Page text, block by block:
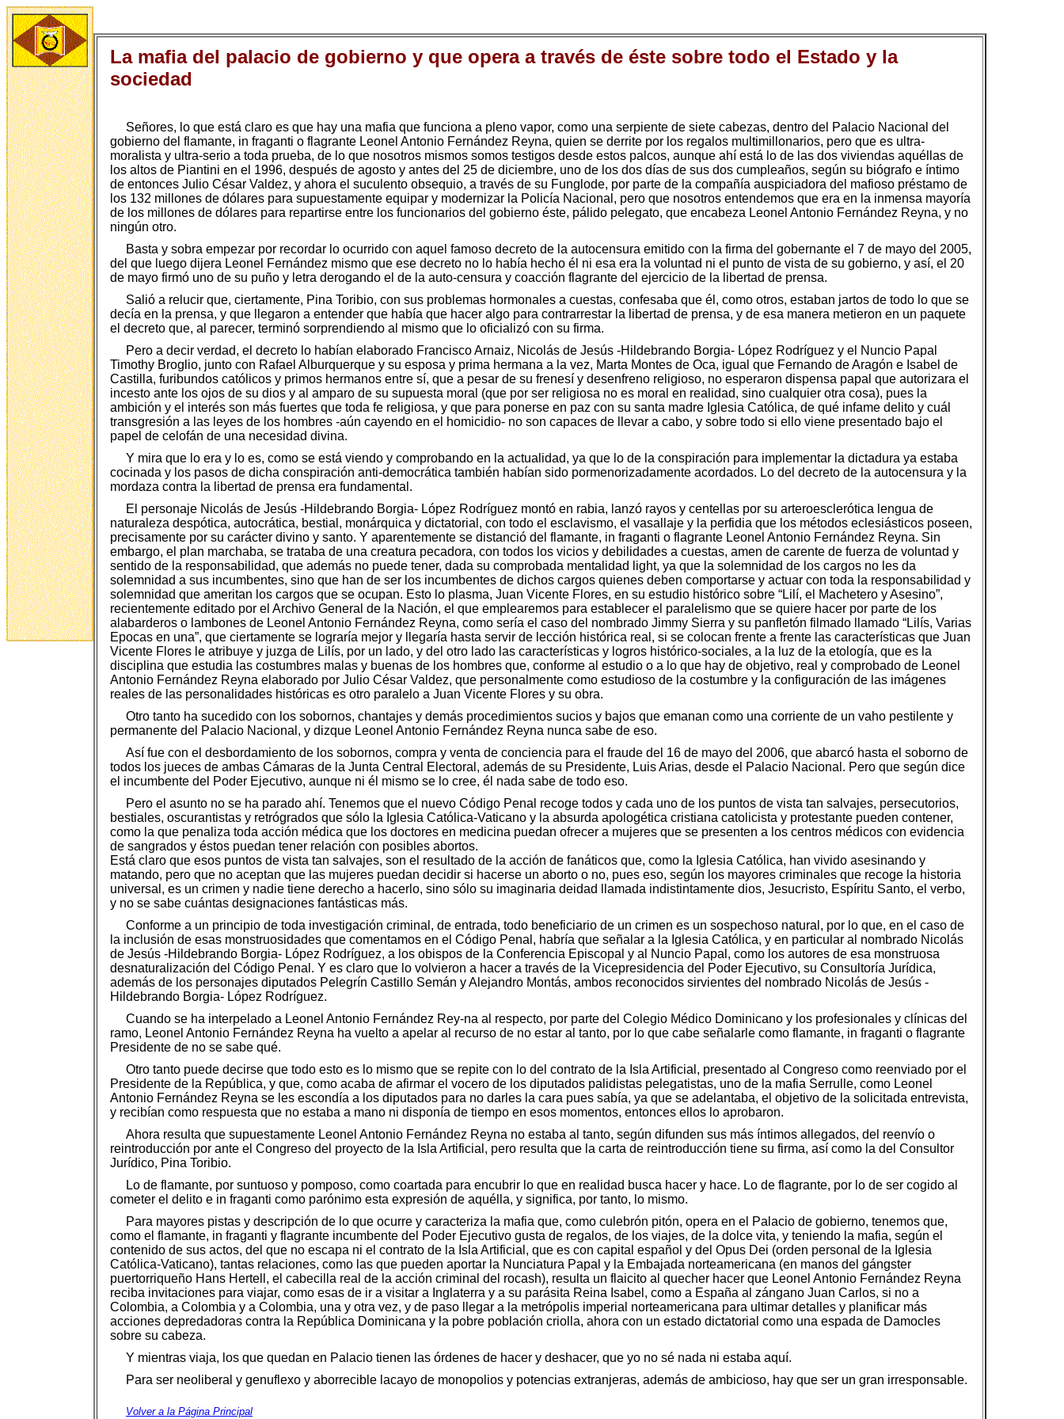
La mafia del palacio de gobierno y que opera a través de éste sobre todo el Estado y la
sociedad
Señores, lo que está claro es que hay una mafia que funciona a pleno vapor, como una serpiente de siete cabezas, dentro del Palacio Nacional del
gobierno del flamante, in fraganti o flagrante Leonel Antonio Fernández Reyna, quien se derrite por los regalos multimillonarios, pero que es ultra-
moralista y ultra-serio a toda prueba, de lo que nosotros mismos somos testigos desde estos palcos, aunque ahí está lo de las dos viviendas aquéllas de
los altos de Piantini en el 1996, después de agosto y antes del 25 de diciembre, uno de los dos días de sus dos cumpleaños, según su biógrafo e íntimo
de entonces Julio César Valdez, y ahora el suculento obsequio, a través de su Funglode, por parte de la compañía auspiciadora del mafioso préstamo de
los 132 millones de dólares para supuestamente equipar y modernizar la Policía Nacional, pero que nosotros entendemos que era en la inmensa mayoría
de los millones de dólares para repartirse entre los funcionarios del gobierno éste, pálido pelegato, que encabeza Leonel Antonio Fernández Reyna, y no
ningún otro.
Basta y sobra empezar por recordar lo ocurrido con aquel famoso decreto de la autocensura emitido con la firma del gobernante el 7 de mayo del 2005,
del que luego dijera Leonel Fernández mismo que ese decreto no lo había hecho él ni esa era la voluntad ni el punto de vista de su gobierno, y así, el 20
de mayo firmó uno de su puño y letra derogando el de la auto-censura y coacción flagrante del ejercicio de la libertad de prensa.
Salió a relucir que, ciertamente, Pina Toribio, con sus problemas hormonales a cuestas, confesaba que él, como otros, estaban jartos de todo lo que se
decía en la prensa, y que llegaron a entender que había que hacer algo para contrarrestar la libertad de prensa, y de esa manera metieron en un paquete
el decreto que, al parecer, terminó sorprendiendo al mismo que lo oficializó con su firma.
Pero a decir verdad, el decreto lo habían elaborado Francisco Arnaiz, Nicolás de Jesús -Hildebrando Borgia- López Rodríguez y el Nuncio Papal
Timothy Broglio, junto con Rafael Alburquerque y su esposa y prima hermana a la vez, Marta Montes de Oca, igual que Fernando de Aragón e Isabel de
Castilla, furibundos católicos y primos hermanos entre sí, que a pesar de su frenesí y desenfreno religioso, no esperaron dispensa papal que autorizara el
incesto ante los ojos de su dios y al amparo de su supuesta moral (que por ser religiosa no es moral en realidad, sino cualquier otra cosa), pues la
ambición y el interés son más fuertes que toda fe religiosa, y que para ponerse en paz con su santa madre Iglesia Católica, de qué infame delito y cuál
transgresión a las leyes de los hombres -aún cayendo en el homicidio- no son capaces de llevar a cabo, y sobre todo si ello viene presentado bajo el
papel de celofán de una necesidad divina.
Y mira que lo era y lo es, como se está viendo y comprobando en la actualidad, ya que lo de la conspiración para implementar la dictadura ya estaba
cocinada y los pasos de dicha conspiración anti-democrática también habían sido pormenorizadamente acordados. Lo del decreto de la autocensura y la
mordaza contra la libertad de prensa era fundamental.
El personaje Nicolás de Jesús -Hildebrando Borgia- López Rodríguez montó en rabia, lanzó rayos y centellas por su arteroesclerótica lengua de
naturaleza despótica, autocrática, bestial, monárquica y dictatorial, con todo el esclavismo, el vasallaje y la perfidia que los métodos eclesiásticos poseen,
precisamente por su carácter divino y santo. Y aparentemente se distanció del flamante, in fraganti o flagrante Leonel Antonio Fernández Reyna. Sin
embargo, el plan marchaba, se trataba de una creatura pecadora, con todos los vicios y debilidades a cuestas, amen de carente de fuerza de voluntad y
sentido de la responsabilidad, que además no puede tener, dada su comprobada mentalidad light, ya que la solemnidad de los cargos no les da
solemnidad a sus incumbentes, sino que han de ser los incumbentes de dichos cargos quienes deben comportarse y actuar con toda la responsabilidad y
solemnidad que ameritan los cargos que se ocupan. Esto lo plasma, Juan Vicente Flores, en su estudio histórico sobre “Lilí, el Machetero y Asesino”,
recientemente editado por el Archivo General de la Nación, el que emplearemos para establecer el paralelismo que se quiere hacer por parte de los
alabarderos o lambones de Leonel Antonio Fernández Reyna, como sería el caso del nombrado Jimmy Sierra y su panfletón filmado llamado “Lilís, Varias
Epocas en una”, que ciertamente se lograría mejor y llegaría hasta servir de lección histórica real, si se colocan frente a frente las características que Juan
Vicente Flores le atribuye y juzga de Lilís, por un lado, y del otro lado las características y logros histórico-sociales, a la luz de la etología, que es la
disciplina que estudia las costumbres malas y buenas de los hombres que, conforme al estudio o a lo que hay de objetivo, real y comprobado de Leonel
Antonio Fernández Reyna elaborado por Julio César Valdez, que personalmente como estudioso de la costumbre y la configuración de las imágenes
reales de las personalidades históricas es otro paralelo a Juan Vicente Flores y su obra.
Otro tanto ha sucedido con los sobornos, chantajes y demás procedimientos sucios y bajos que emanan como una corriente de un vaho pestilente y
permanente del Palacio Nacional, y dizque Leonel Antonio Fernández Reyna nunca sabe de eso.
Así fue con el desbordamiento de los sobornos, compra y venta de conciencia para el fraude del 16 de mayo del 2006, que abarcó hasta el soborno de
todos los jueces de ambas Cámaras de la Junta Central Electoral, además de su Presidente, Luis Arias, desde el Palacio Nacional. Pero que según dice
el incumbente del Poder Ejecutivo, aunque ni él mismo se lo cree, él nada sabe de todo eso.
Pero el asunto no se ha parado ahí. Tenemos que el nuevo Código Penal recoge todos y cada uno de los puntos de vista tan salvajes, persecutorios,
bestiales, oscurantistas y retrógrados que sólo la Iglesia Católica-Vaticano y la absurda apologética cristiana catolicista y protestante pueden contener,
como la que penaliza toda acción médica que los doctores en medicina puedan ofrecer a mujeres que se presenten a los centros médicos con evidencia
de sangrados y éstos puedan tener relación con posibles abortos.
Está claro que esos puntos de vista tan salvajes, son el resultado de la acción de fanáticos que, como la Iglesia Católica, han vivido asesinando y
matando, pero que no aceptan que las mujeres puedan decidir si hacerse un aborto o no, pues eso, según los mayores criminales que recoge la historia
universal, es un crimen y nadie tiene derecho a hacerlo, sino sólo su imaginaria deidad llamada indistintamente dios, Jesucristo, Espíritu Santo, el verbo,
y no se sabe cuántas designaciones fantásticas más.
Conforme a un principio de toda investigación criminal, de entrada, todo beneficiario de un crimen es un sospechoso natural, por lo que, en el caso de
la inclusión de esas monstruosidades que comentamos en el Código Penal, habría que señalar a la Iglesia Católica, y en particular al nombrado Nicolás
de Jesús -Hildebrando Borgia- López Rodríguez, a los obispos de la Conferencia Episcopal y al Nuncio Papal, como los autores de esa monstruosa
desnaturalización del Código Penal. Y es claro que lo volvieron a hacer a través de la Vicepresidencia del Poder Ejecutivo, su Consultoría Jurídica,
además de los personajes diputados Pelegrín Castillo Semán y Alejandro Montás, ambos reconocidos sirvientes del nombrado Nicolás de Jesús -
Hildebrando Borgia- López Rodríguez.
Cuando se ha interpelado a Leonel Antonio Fernández Rey-na al respecto, por parte del Colegio Médico Dominicano y los profesionales y clínicas del
ramo, Leonel Antonio Fernández Reyna ha vuelto a apelar al recurso de no estar al tanto, por lo que cabe señalarle como flamante, in fraganti o flagrante
Presidente de no se sabe qué.
Otro tanto puede decirse que todo esto es lo mismo que se repite con lo del contrato de la Isla Artificial, presentado al Congreso como reenviado por el
Presidente de la República, y que, como acaba de afirmar el vocero de los diputados palidistas pelegatistas, uno de la mafia Serrulle, como Leonel
Antonio Fernández Reyna se les escondía a los diputados para no darles la cara pues sabía, ya que se adelantaba, el objetivo de la solicitada entrevista,
y recibían como respuesta que no estaba a mano ni disponía de tiempo en esos momentos, entonces ellos lo aprobaron.
Ahora resulta que supuestamente Leonel Antonio Fernández Reyna no estaba al tanto, según difunden sus más íntimos allegados, del reenvío o
reintroducción por ante el Congreso del proyecto de la Isla Artificial, pero resulta que la carta de reintroducción tiene su firma, así como la del Consultor
Jurídico, Pina Toribio.
Lo de flamante, por suntuoso y pomposo, como coartada para encubrir lo que en realidad busca hacer y hace. Lo de flagrante, por lo de ser cogido al
cometer el delito e in fraganti como parónimo esta expresión de aquélla, y significa, por tanto, lo mismo.
Para mayores pistas y descripción de lo que ocurre y caracteriza la mafia que, como culebrón pitón, opera en el Palacio de gobierno, tenemos que,
como el flamante, in fraganti y flagrante incumbente del Poder Ejecutivo gusta de regalos, de los viajes, de la dolce vita, y teniendo la mafia, según el
contenido de sus actos, del que no escapa ni el contrato de la Isla Artificial, que es con capital español y del Opus Dei (orden personal de la Iglesia
Católica-Vaticano), tantas relaciones, como las que pueden aportar la Nunciatura Papal y la Embajada norteamericana (en manos del gángster
puertorriqueño Hans Hertell, el cabecilla real de la acción criminal del rocash), resulta un flaicito al quecher hacer que Leonel Antonio Fernández Reyna
reciba invitaciones para viajar, como esas de ir a visitar a Inglaterra y a su parásita Reina Isabel, como a España al zángano Juan Carlos, si no a
Colombia, a Colombia y a Colombia, una y otra vez, y de paso llegar a la metrópolis imperial norteamericana para ultimar detalles y planificar más
acciones depredadoras contra la República Dominicana y la pobre población criolla, ahora con un estado dictatorial como una espada de Damocles
sobre su cabeza.
Y mientras viaja, los que quedan en Palacio tienen las órdenes de hacer y deshacer, que yo no sé nada ni estaba aquí.
Para ser neoliberal y genuflexo y aborrecible lacayo de monopolios y potencias extranjeras, además de ambicioso, hay que ser un gran irresponsable.
Volver a la Página Principal